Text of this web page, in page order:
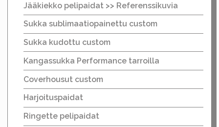
Jääkiekko pelipaidat >> Referenssikuvia
Sukka sublimaatiopainettu custom
Sukka kudottu custom
Kangassukka Performance tarroilla
Coverhousut custom
Harjoituspaidat
Ringette pelipaidat